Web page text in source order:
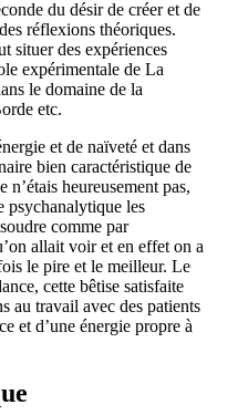
du désir de créer et de
réflexions théoriques.
situer des expériences
expérimentale de La
le domaine de la
etc.
et de naïveté et dans
bien caractéristique de
n’étais heureusement pas,
psychanalytique les
comme par
allait voir et en effet on a
le pire et le meilleur. Le
cette bêtise satisfaite
au travail avec des patients
et d’une énergie propre à